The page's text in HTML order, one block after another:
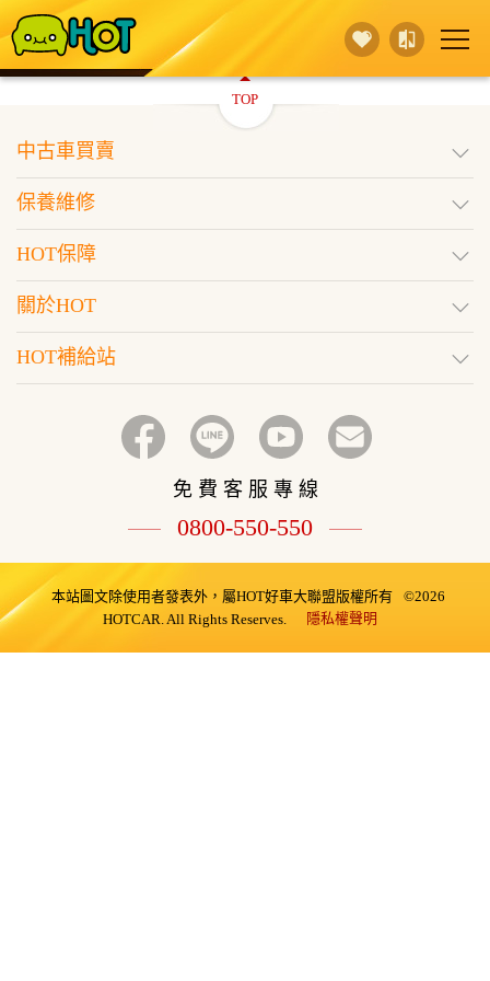
賣 車
行銷活動 據點查詢 HOT保障
TOP
中古車買賣
保養維修
HOT保障
關於HOT
HOT補給站
免 費 客 服 專 線
0800-550-550
本站圖文除使用者發表外，屬HOT好車大聯盟版權所有
©2026
HOTCAR. All Rights Reserves.
隱私權聲明